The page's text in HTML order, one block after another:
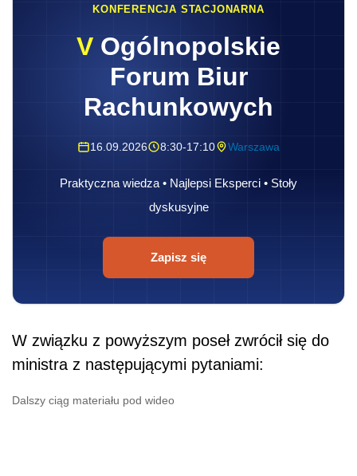
KONFERENCJA STACJONARNA
V Ogólnopolskie
Forum Biur
Rachunkowych
16.09.2026 8:30-17:10 Warszawa
Praktyczna wiedza • Najlepsi Eksperci • Stoły
dyskusyjne
Zapisz się
W związku z powyższym poseł zwrócił się do
ministra z następującymi pytaniami:
Dalszy ciąg materiału pod wideo